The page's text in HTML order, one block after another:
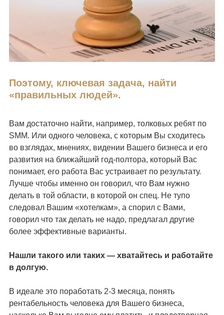
Поэтому, ключевая задача, найти
«правильных людей».
Вам достаточно найти, например, толковых ребят по
SMM. Или одного человека, с которым Вы сходитесь
во взглядах, мнениях, видении Вашего бизнеса и его
развития на ближайший год-полтора, который Вас
понимает, его работа Вас устраивает по результату.
Лучше чтобы именно он говорил, что Вам нужно
делать в той области, в которой он спец. Не тупо
следовал Вашим «хотелкам», а спорил с Вами,
говорил что так делать не надо, предлагал другие
более эффективные варианты.
Нашли такого или таких — хватайтесь и работайте
в долгую.
В идеале это поработать 2-3 месяца, понять
рентабельность человека для Вашего бизнеса,